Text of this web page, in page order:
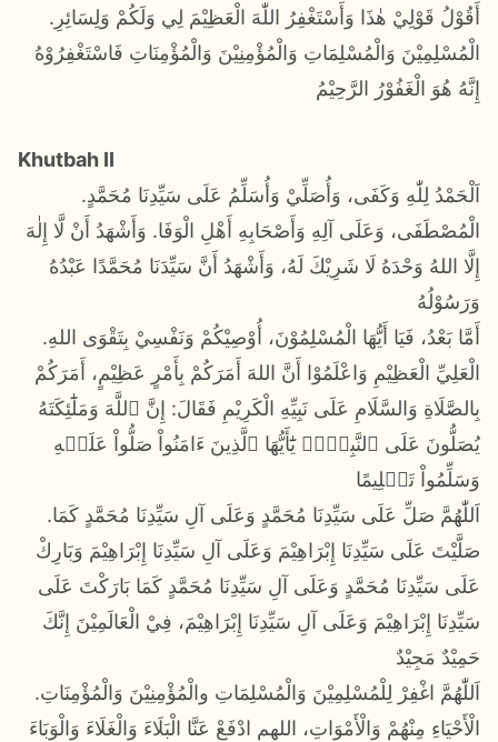
.أَقُوْلُ قَوْلِيْ هٰذَا وَأَسْتَغْفِرُ اللّٰهَ الْعَظِيْمَ لِي وَلَكُمْ وَلِسَائِرِ
الْمُسْلِمِيْنَ وَالْمُسْلِمَاتِ وَالْمُؤْمِنِيْنَ وَالْمُؤْمِنَاتِ فَاسْتَغْفِرُوْهُ
إِنَّهُ هُوَ الْغَفُوْرُ الرَّحِيْمُ
Khutbah II
.اَلْحَمْدُ لِلّٰهِ وَكَفَى، وَأُصَلِّيْ وَأُسَلِّمُ عَلَى سَيِّدِنَا مُحَمَّدٍ
الْمُصْطَفَى، وَعَلَى آلِهِ وَأَصْحَابِهِ أَهْلِ الْوَفَا. وَأَشْهَدُ أَنْ لَّا إِلٰهَ
إِلَّا اللهُ وَحْدَهُ لَا شَرِيْكَ لَهُ، وَأَشْهَدُ أَنَّ سَيِّدَنَا مُحَمَّدًا عَبْدُهُ
وَرَسُوْلُهُ
.أَمَّا بَعْدُ، فَيَا أَيُّهَا الْمُسْلِمُوْنَ، أُوْصِيْكُمْ وَنَفْسِيْ بِتَقْوَى اللهِ
الْعَلِيِّ الْعَظِيْمِ وَاعْلَمُوْا أَنَّ اللهَ أَمَرَكُمْ بِأَمْرٍ عَظِيْمٍ، أَمَرَكُمْ
بِالصَّلَاةِ وَالسَّلَامِ عَلَى نَبِيِّهِ الْكَرِيْمِ فَقَالَ: إِنَّ ٱللَّهَ وَمَلَٰٓئِكَتَهُ
يُصَلُّونَ عَلَى ٱلنَّبِيِّۚ يَٰٓأَيُّهَا ٱلَّذِينَ ءَامَنُواْ صَلُّواْ عَلَيۡهِ
وَسَلِّمُواْ تَسۡلِيمًا
.اَللّٰهُمَّ صَلِّ عَلَى سَيِّدِنَا مُحَمَّدٍ وَعَلَى آلِ سَيِّدِنَا مُحَمَّدٍ كَمَا
صَلَّيْتَ عَلَى سَيِّدِنَا إِبْرَاهِيْمَ وَعَلَى آلِ سَيِّدِنَا إِبْرَاهِيْمَ وَبَارِكْ
عَلَى سَيِّدِنَا مُحَمَّدٍ وَعَلَى آلِ سَيِّدِنَا مُحَمَّدٍ كَمَا بَارَكْتَ عَلَى
سَيِّدِنَا إِبْرَاهِيْمَ وَعَلَى آلِ سَيِّدِنَا إِبْرَاهِيْمَ، فِيْ الْعَالَمِيْنَ إِنَّكَ
حَمِيْدٌ مَجِيْدٌ
.اَللّٰهُمَّ اغْفِرْ لِلْمُسْلِمِيْنَ وَالْمُسْلِمَاتِ والْمُؤْمِنِيْنَ وَالْمُؤْمِنَاتِ
الْأَحْيَاءِ مِنْهُمْ وَالْأَمْوَاتِ، اللهم ادْفَعْ عَنَّا الْبَلَاءَ وَالْغَلَاءَ وَالْوَبَاءَ